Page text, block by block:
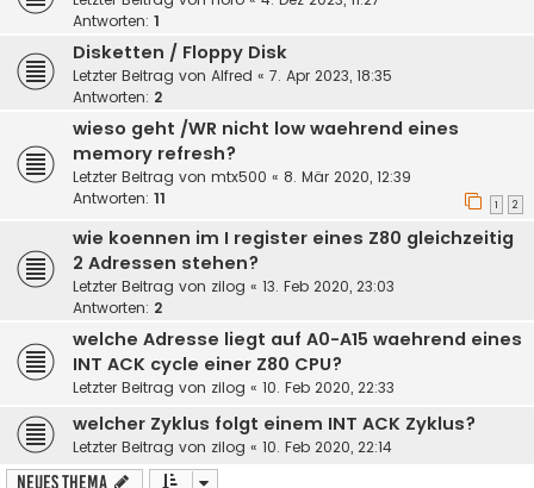
Antworten: 1
Disketten / Floppy Disk
Letzter Beitrag von Alfred « 7. Apr 2023, 18:35
Antworten: 2
wieso geht /WR nicht low waehrend eines
memory refresh?
Letzter Beitrag von mtx500 « 8. Mär 2020, 12:39
Antworten: 11 1 2
wie koennen im I register eines Z80 gleichzeitig
2 Adressen stehen?
Letzter Beitrag von zilog « 13. Feb 2020, 23:03
Antworten: 2
welche Adresse liegt auf A0-A15 waehrend eines
INT ACK cycle einer Z80 CPU?
Letzter Beitrag von zilog « 10. Feb 2020, 22:33
welcher Zyklus folgt einem INT ACK Zyklus?
Letzter Beitrag von zilog « 10. Feb 2020, 22:14
Neues Thema